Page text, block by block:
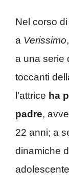
Nel corso
a Verissimo
a una serie
toccanti
l’attrice ha
padre,
22 anni; a
dinamiche